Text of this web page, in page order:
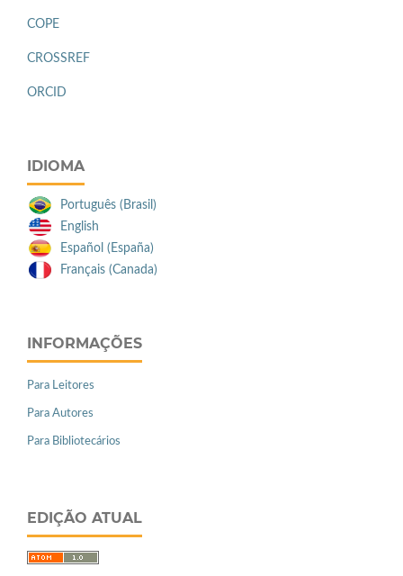
COPE
CROSSREF
ORCID
IDIOMA
Português (Brasil)
English
Español (España)
Français (Canada)
INFORMAÇÕES
Para Leitores
Para Autores
Para Bibliotecários
EDIÇÃO ATUAL